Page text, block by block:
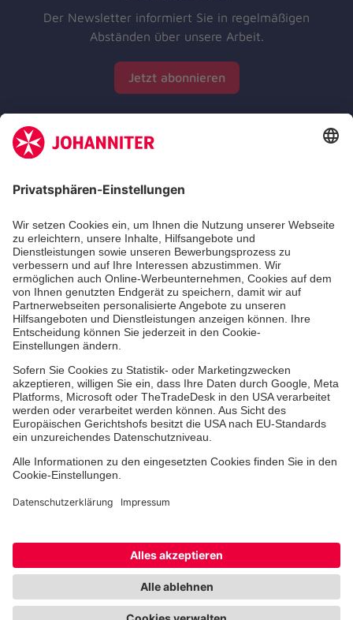
Der Newsletter informiert Sie in regelmäßigen
Abständen über unsere Arbeit.
Jetzt abonnieren
Zertifizierung der Johanniter-Unfall-Hilfe e.V.
Aus- & Fortbildungen
Erste-Hilfe-Kurse
Jobs & Ehrenamt
Freiwilligendienst
Spendenprojekte
Einrichtungen
Cookie-Einstellungen Datenschutz Barrierefreiheit
Impressum Kontakt Widerruf